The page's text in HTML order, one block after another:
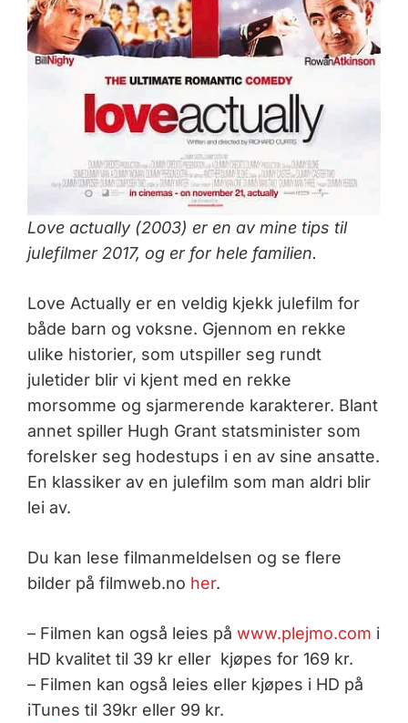
Love actually (2003) er en av mine tips til
julefilmer 2017, og er for hele familien.
Love Actually er en veldig kjekk julefilm for
både barn og voksne. Gjennom en rekke
ulike historier, som utspiller seg rundt
juletider blir vi kjent med en rekke
morsomme og sjarmerende karakterer. Blant
annet spiller Hugh Grant statsminister som
forelsker seg hodestups i en av sine ansatte.
En klassiker av en julefilm som man aldri blir
lei av.
Du kan lese filmanmeldelsen og se flere
bilder på filmweb.no her.
– Filmen kan også leies på www.plejmo.com i
HD kvalitet til 39 kr eller kjøpes for 169 kr.
– Filmen kan også leies eller kjøpes i HD på
iTunes til 39kr eller 99 kr.